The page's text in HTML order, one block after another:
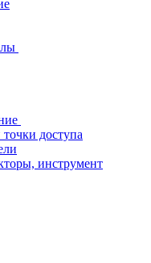
доступа
инструмент